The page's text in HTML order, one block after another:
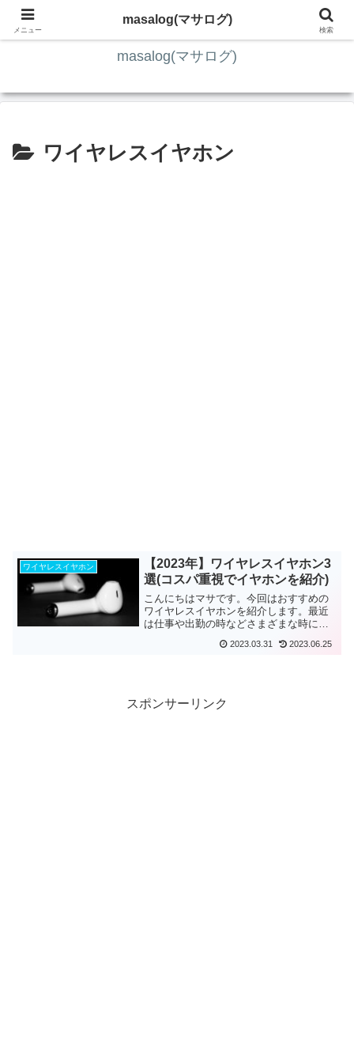
ITの知識4割・ガジェット4割・その他2割 の趣味ブログ
masalog(マサログ)
ワイヤレスイヤホン
ワイヤレスイヤホン
【2023年】ワイヤレスイヤホン3
選(コスパ重視でイヤホンを紹介)
こんにちはマサです。今回はおすすめの
ワイヤレスイヤホンを紹介します。最近
は仕事や出勤の時などさまざまな時にワ
いと思います。ワイヤレスイヤホンはA...
2023.03.31 2023.06.25
スポンサーリンク
メニュー
masalog(マサログ)
検索